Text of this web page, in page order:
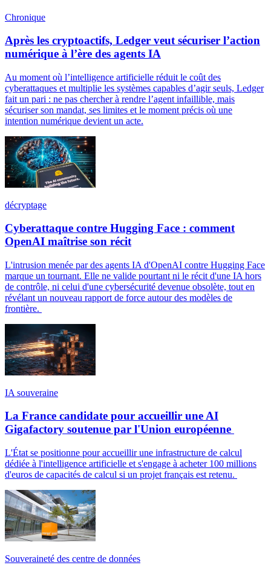
Chronique
Après les cryptoactifs, Ledger veut sécuriser l’action
numérique à l’ère des agents IA
Au moment où l’intelligence artificielle réduit le coût des
cyberattaques et multiplie les systèmes capables d’agir seuls, Ledger
fait un pari : ne pas chercher à rendre l’agent infaillible, mais
sécuriser son mandat, ses limites et le moment précis où une
intention numérique devient un acte.
décryptage
Cyberattaque contre Hugging Face : comment
OpenAI maîtrise son récit
L'intrusion menée par des agents IA d'OpenAI contre Hugging Face
marque un tournant. Elle ne valide pourtant ni le récit d'une IA hors
de contrôle, ni celui d'une cybersécurité devenue obsolète, tout en
révélant un nouveau rapport de force autour des modèles de
frontière.
IA souveraine
La France candidate pour accueillir une AI
Gigafactory soutenue par l'Union européenne
L'État se positionne pour accueillir une infrastructure de calcul
dédiée à l'intelligence artificielle et s'engage à acheter 100 millions
d'euros de capacités de calcul si un projet français est retenu.
Souveraineté des centre de données